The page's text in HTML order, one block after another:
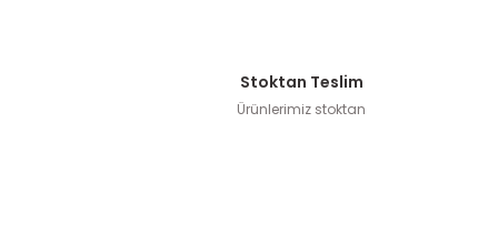
Stoktan Teslim
Ürünlerimiz stoktan